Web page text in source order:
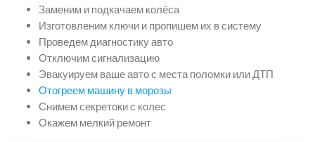
Заменим и подкачаем колёса
Изготовленим ключи и пропишем их в систему
Проведем диагностику авто
Отключим сигнализацию
Эвакуируем ваше авто с места поломки или ДТП
Отогреем машину в морозы
Снимем секретоки с колес
Окажем мелкий ремонт